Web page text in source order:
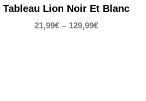
Tableau Lion Noir Et Blanc
21,99€– 129,99€